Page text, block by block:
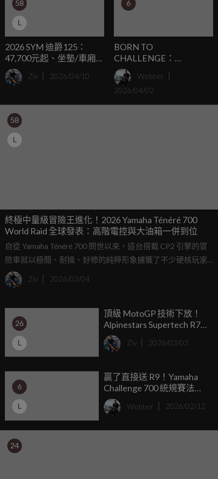
58
L
2026 SYM 迪爵125：
47,700元起、坐墊/車廂
加大、減重油耗更好！
Ziv 2026/04/10
6
BORN TO
CHALLENGE：
2026「XSR 700」新色登
場
Webber
2026/04/02
58
L
終極中量級冒險王進化！2026 Yamaha Ténéré 700
World Raid 全球發表：高階電控與大油箱一併到位
自從 Yamaha Ténéré 700 問世以來，這台搭載 CP2 引擎的冒
險車就以極簡、耐操、好修的純粹形象擄獲了不少硬核玩家
的心，然而，在眾多競爭對手紛紛補齊電子輔助配備的當
下，T7 的「極簡」也常被戲稱為「科技沙漠」；好在
Ténéré 700 World Raid，這不僅是針對長途拉力需求的終極
版，更是補完所有遺憾的「完全體」版本。
Ziv 2026/03/04
26
L
頂級 MotoGP 技術下放！
Alpinestars Supertech R7
全能賽道帽正式現身：不
到 700 美金的「小 R10」來
Ziv 2026/03/03
6
L
贏了直接送 R9！Yamaha
Challenge 700 統規賽法國
登場，R7 才是練車神車？
Webber 2026/02/12
24